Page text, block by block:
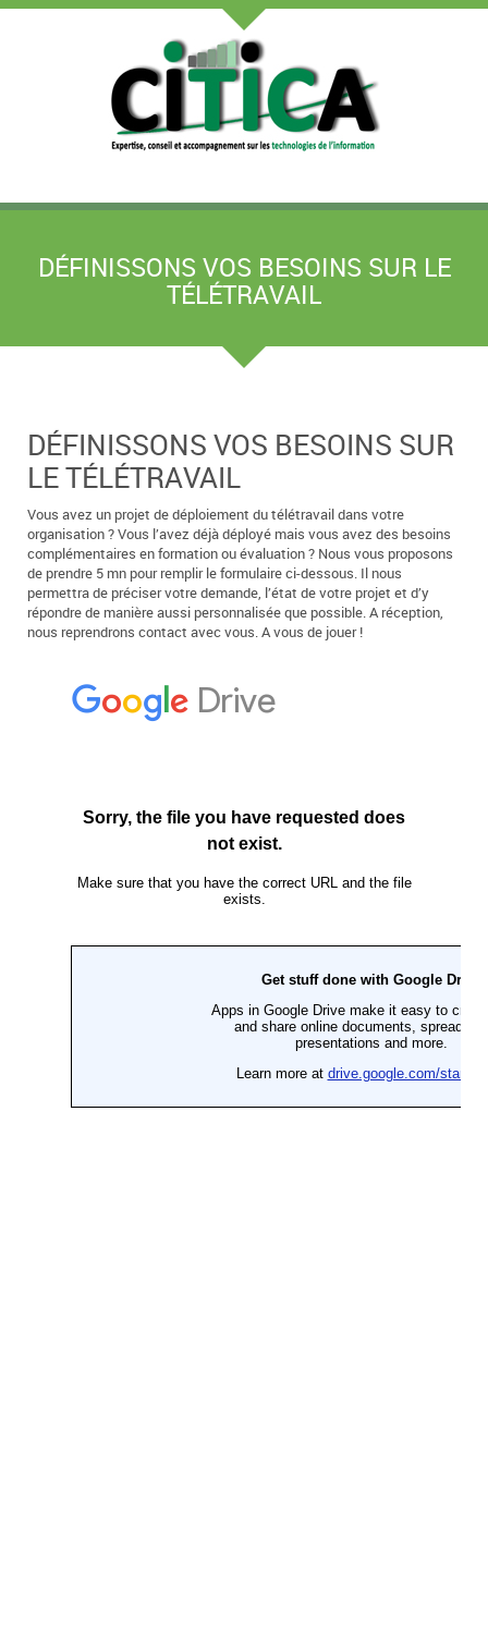
DÉFINISSONS VOS BESOINS SUR LE
TÉLÉTRAVAIL
DÉFINISSONS VOS BESOINS SUR
LE TÉLÉTRAVAIL
Vous avez un projet de déploiement du télétravail dans votre
organisation ? Vous l’avez déjà déployé mais vous avez des besoins
complémentaires en formation ou évaluation ? Nous vous proposons
de prendre 5 mn pour remplir le formulaire ci-dessous. Il nous
permettra de préciser votre demande, l’état de votre projet et d’y
répondre de manière aussi personnalisée que possible. A réception,
nous reprendrons contact avec vous. A vous de jouer !